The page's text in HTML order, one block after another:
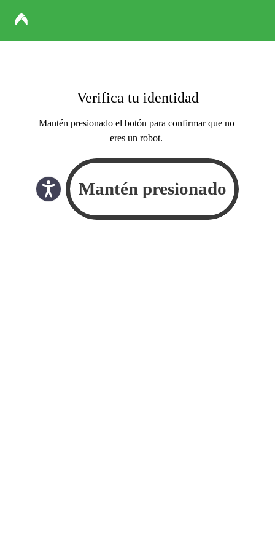
Verifica tu identidad
Mantén presionado el botón para confirmar que no
eres un robot.